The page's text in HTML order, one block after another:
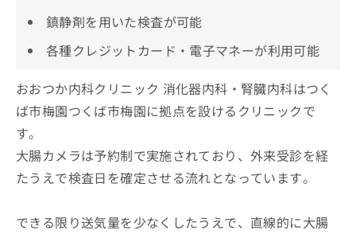
鎮静剤を用いた検査が可能
各種クレジットカード・電子マネーが利用可能
おおつか内科クリニック 消化器内科・腎臓内科はつく
ば市梅園つくば市梅園に拠点を設けるクリニックで
す。
大腸カメラは予約制で実施されており、外来受診を経
たうえで検査日を確定させる流れとなっています。
できる限り送気量を少なくしたうえで、直線的に大腸